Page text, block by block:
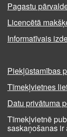
Pagastu
Licencētā
Informatīvais
Piekļūstamības
Tīmekļvietnes
Datu privātuma
Tīmekļvietnē
saskaņošanas